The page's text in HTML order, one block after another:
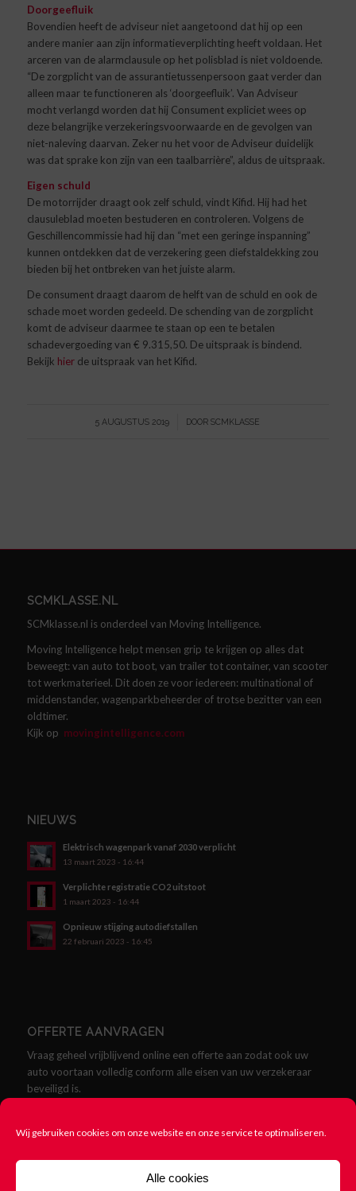
Wij gebruiken cookies om onze website en onze service te optimaliseren.
Alle cookies
Doorgeefluik
Bovendien heeft de adviseur niet aangetoond dat hij op een
andere manier aan zijn informatieverplichting heeft voldaan. Het
arceren van de alarmclausule op het polisblad is niet voldoende.
“De zorgplicht van de assurantietussenpersoon gaat verder dan
alleen maar te functioneren als ‘doorgeefluik’. Van Adviseur
mocht verlangd worden dat hij Consument expliciet wees op
deze belangrijke verzekeringsvoorwaarde en de gevolgen van
niet-naleving daarvan. Zeker nu het voor de Adviseur duidelijk
was dat sprake kon zijn van een taalbarrière”, aldus de uitspraak.
Eigen schuld
De motorrijder draagt ook zelf schuld, vindt Kifid. Hij had het
clausuleblad moeten bestuderen en controleren. Volgens de
Geschillencommissie had hij dan “met een geringe inspanning”
kunnen ontdekken dat de verzekering geen diefstaldekking zou
bieden bij het ontbreken van het juiste alarm.
De consument draagt daarom de helft van de schuld en ook de
schade moet worden gedeeld. De schending van de zorgplicht
komt de adviseur daarmee te staan op een te betalen
schadevergoeding van € 9.315,50. De uitspraak is bindend.
Bekijk hierde uitspraak van het Kifid.
5 AUGUSTUS 2019
/ DOORSCMKLASSE
SCMKLASSE.NL
SCMklasse.nl is onderdeel van Moving Intelligence.
Moving Intelligence helpt mensen grip te krijgen op alles dat
beweegt: van auto tot boot, van trailer tot container, van scooter
tot werkmaterieel. Dit doen ze voor iedereen: multinational of
middenstander, wagenparkbeheerder of trotse bezitter van een
oldtimer.
Kijk op movingintelligence.com
NIEUWS
Elektrisch wagenpark vanaf 2030 verplicht
13 maart 2023 - 16:44
Verplichte registratie CO2 uitstoot
1 maart 2023 - 16:44
Opnieuw stijging autodiefstallen
22 februari 2023 - 16:45
OFFERTE AANVRAGEN
Vraag geheel vrijblijvend online een offerte aan zodat ook uw
auto voortaan volledig conform alle eisen van uw verzekeraar
beveiligd is.